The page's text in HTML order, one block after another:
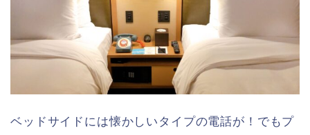
ベッドサイドには懐かしいタイプの電話が！でもプ